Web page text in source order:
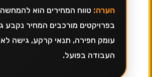
הערה: טווח המחירים הוא
בפרויקטים מורכבים המחיר נקבע
עומק חפירה, תנאי קרקע, גישה
העבודה בפועל.